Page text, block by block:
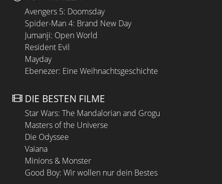
Avengers 5: Doomsday
Spider-Man 4: Brand New Day
Jumanji: Open World
Resident Evil
Mayday
Ebenezer: Eine Weihnachtsgeschichte
DIE BESTEN FILME
Star Wars: The Mandalorian and Grogu
Masters of the Universe
Die Odyssee
Vaiana
Minions & Monster
Good Boy: Wir wollen nur dein Bestes